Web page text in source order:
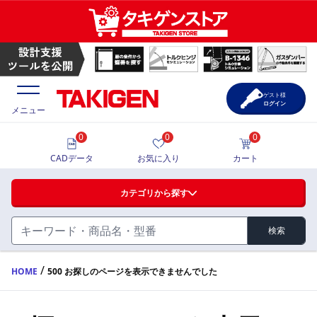
ハンドル・取手・つまみ・周辺機器
FA・A
蝶番・ステー・周辺機器
価格一覧
製品カタログ
メニュー
カテゴリから探す
検索
0
CADデータ
0
お気に入り
0
カート
ゲスト様
ログイン
HOME / 500 お探しのページを表示できませんでした